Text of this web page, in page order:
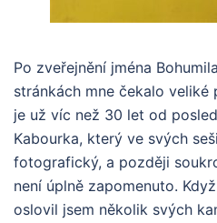
Po zveřejnění jména
stránkách mne čekalo veliké
je už víc než 30 let od
Kabourka, který ve svých
fotografický, a později
není úplně zapomenuto.
oslovil jsem několik svých